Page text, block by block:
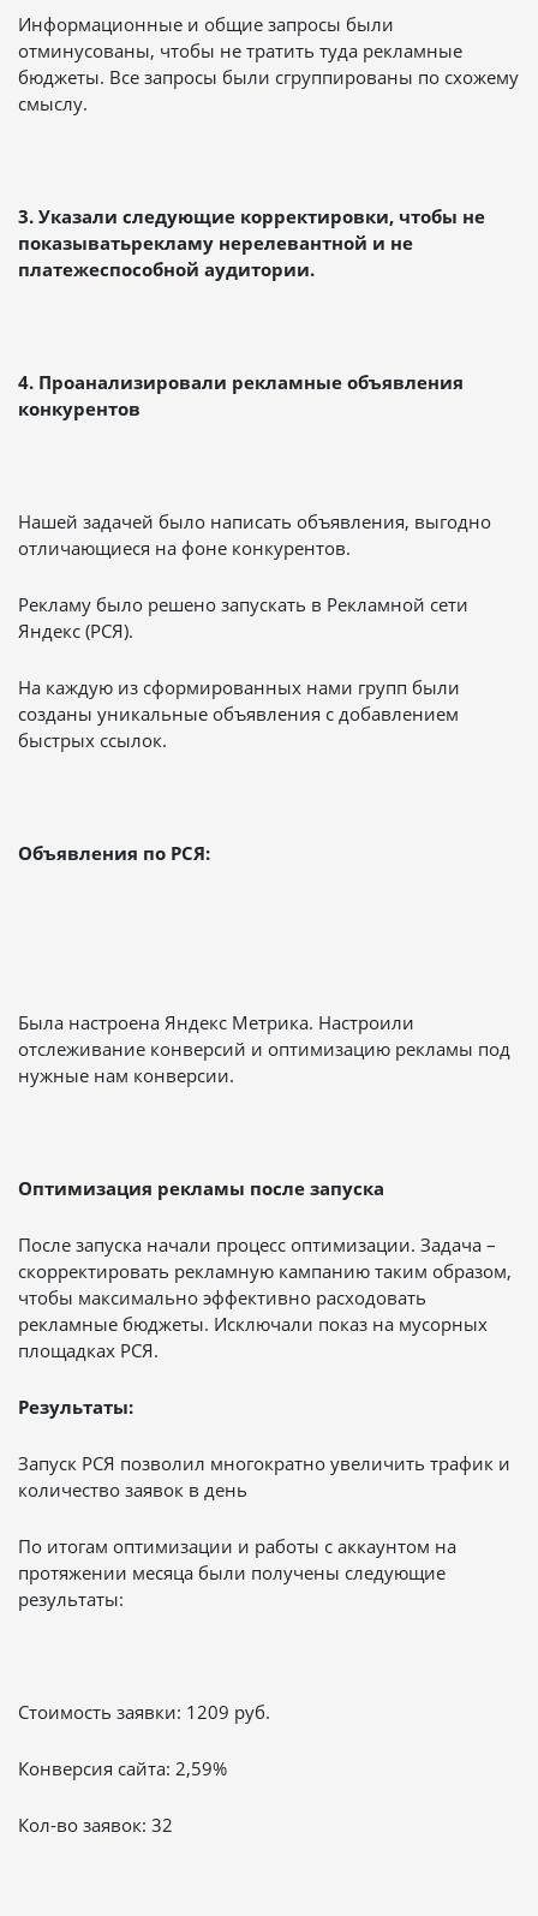
Информационные и общие запросы были
отминусованы, чтобы не тратить туда рекламные
бюджеты. Все запросы были сгруппированы по схожему
смыслу.
3. Указали следующие корректировки, чтобы не
показыватьрекламу нерелевантной и не
платежеспособной аудитории.
4. Проанализировали рекламные объявления
конкурентов
Нашей задачей было написать объявления, выгодно
отличающиеся на фоне конкурентов.
Рекламу было решено запускать в Рекламной сети
Яндекс (РСЯ).
На каждую из сформированных нами групп были
созданы уникальные объявления с добавлением
быстрых ссылок.
Объявления по РСЯ:
Была настроена Яндекс Метрика. Настроили
отслеживание конверсий и оптимизацию рекламы под
нужные нам конверсии.
Оптимизация рекламы после запуска
После запуска начали процесс оптимизации. Задача –
скорректировать рекламную кампанию таким образом,
чтобы максимально эффективно расходовать
рекламные бюджеты. Исключали показ на мусорных
площадках РСЯ.
Результаты:
Запуск РСЯ позволил многократно увеличить трафик и
количество заявок в день
По итогам оптимизации и работы с аккаунтом на
протяжении месяца были получены следующие
результаты:
Стоимость заявки: 1209 руб.
Конверсия сайта: 2,59%
Кол-во заявок: 32